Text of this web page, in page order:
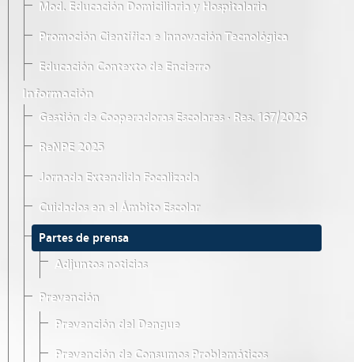
Mod. Educación Domiciliaria y Hospitalaria
Promoción Científica e Innovación Tecnológica
Educación Contexto de Encierro
Información
Gestión de Cooperadoras Escolares · Res. 167/2026
ReNPE 2025
Jornada Extendida Focalizada
Cuidados en el Ámbito Escolar
Partes de prensa
Adjuntos noticias
Prevención
Prevención del Dengue
Prevención de Consumos Problemáticos